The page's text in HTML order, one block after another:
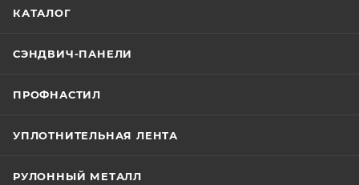
КАТАЛОГ
СЭНДВИЧ-ПАНЕЛИ
ПРОФНАСТИЛ
УПЛОТНИТЕЛЬНАЯ ЛЕНТА
РУЛОННЫЙ МЕТАЛЛ